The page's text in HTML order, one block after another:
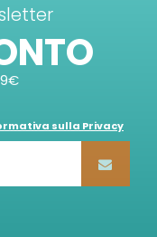
sulla Privacy